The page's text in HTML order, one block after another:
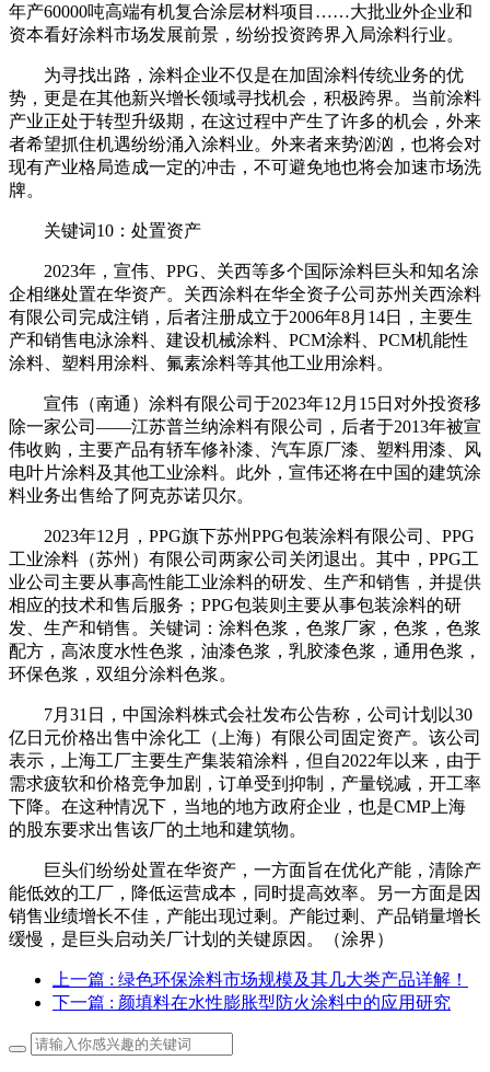
年产60000吨高端有机复合涂层材料项目……大批业外企业和
资本看好涂料市场发展前景，纷纷投资跨界入局涂料行业。
为寻找出路，涂料企业不仅是在加固涂料传统业务的优
势，更是在其他新兴增长领域寻找机会，积极跨界。当前涂料
产业正处于转型升级期，在这过程中产生了许多的机会，外来
者希望抓住机遇纷纷涌入涂料业。外来者来势汹汹，也将会对
现有产业格局造成一定的冲击，不可避免地也将会加速市场洗
牌。
关键词10：处置资产
2023年，宣伟、PPG、关西等多个国际涂料巨头和知名涂
企相继处置在华资产。关西涂料在华全资子公司苏州关西涂料
有限公司完成注销，后者注册成立于2006年8月14日，主要生
产和销售电泳涂料、建设机械涂料、PCM涂料、PCM机能性
涂料、塑料用涂料、氟素涂料等其他工业用涂料。
宣伟（南通）涂料有限公司于2023年12月15日对外投资移
除一家公司——江苏普兰纳涂料有限公司，后者于2013年被宣
伟收购，主要产品有轿车修补漆、汽车原厂漆、塑料用漆、风
电叶片涂料及其他工业涂料。此外，宣伟还将在中国的建筑涂
料业务出售给了阿克苏诺贝尔。
2023年12月，PPG旗下苏州PPG包装涂料有限公司、PPG
工业涂料（苏州）有限公司两家公司关闭退出。其中，PPG工
业公司主要从事高性能工业涂料的研发、生产和销售，并提供
相应的技术和售后服务；PPG包装则主要从事包装涂料的研
发、生产和销售。关键词：涂料色浆，色浆厂家，色浆，色浆
配方，高浓度水性色浆，油漆色浆，乳胶漆色浆，通用色浆，
环保色浆，双组分涂料色浆。
7月31日，中国涂料株式会社发布公告称，公司计划以30
亿日元价格出售中涂化工（上海）有限公司固定资产。该公司
表示，上海工厂主要生产集装箱涂料，但自2022年以来，由于
需求疲软和价格竞争加剧，订单受到抑制，产量锐减，开工率
下降。在这种情况下，当地的地方政府企业，也是CMP上海
的股东要求出售该厂的土地和建筑物。
巨头们纷纷处置在华资产，一方面旨在优化产能，清除产
能低效的工厂，降低运营成本，同时提高效率。另一方面是因
销售业绩增长不佳，产能出现过剩。产能过剩、产品销量增长
缓慢，是巨头启动关厂计划的关键原因。（涂界）
上一篇 : 绿色环保涂料市场规模及其几大类产品详解！
下一篇 : 颜填料在水性膨胀型防火涂料中的应用研究